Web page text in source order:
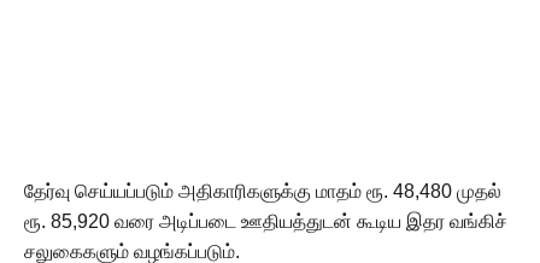
தேர்வு செய்யப்படும் அதிகாரிகளுக்கு மாதம் ரூ. 48,480 முதல்
ரூ. 85,920 வரை அடிப்படை ஊதியத்துடன் கூடிய இதர வங்கிச்
சலுகைகளும் வழங்கப்படும்.